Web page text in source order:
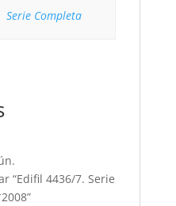
Serie Completa
“Edifil 4436/7. Serie